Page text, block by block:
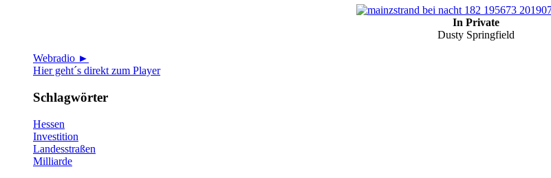
In Private
Dusty Springfield
Webradio ►
Hier geht´s direkt zum Player
Schlagwörter
Hessen
Investition
Landesstraßen
Milliarde